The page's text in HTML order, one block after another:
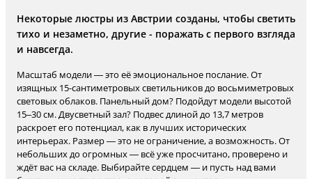
Некоторые люстры из Австрии созданы, чтобы светить
тихо и незаметно, другие - поражать с первого взгляда
и навсегда.
Масштаб модели — это её эмоциональное послание. От
изящных 15-сантиметровых светильников до восьмиметровых
световых облаков. Панельный дом? Подойдут модели высотой
15–30 см. Двусветный зал? Подвес длиной до 13,7 метров
раскроет его потенциал, как в лучших исторических
интерьерах. Размер — это не ограничение, а возможность. От
небольших до огромных — всё уже просчитано, проверено и
ждёт вас на складе. Выбирайте сердцем — и пусть над вами